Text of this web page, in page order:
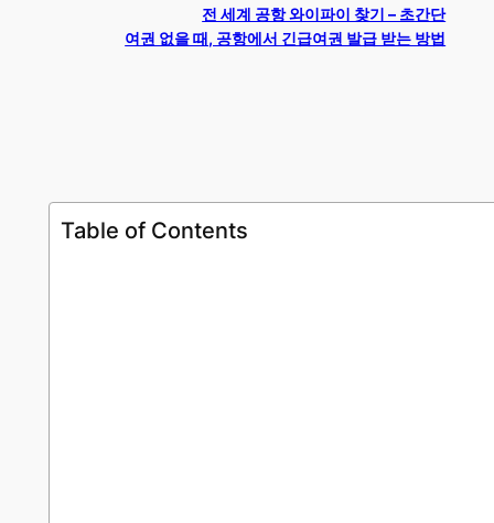
전 세계 공항 와이파이 찾기 – 초간단
여권 없을 때, 공항에서 긴급여권 발급 받는 방법
Table of Contents